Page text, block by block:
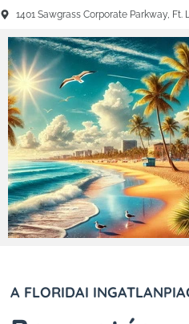
1401 Sawgrass Corporate Parkway, Ft.
A FLORIDAI